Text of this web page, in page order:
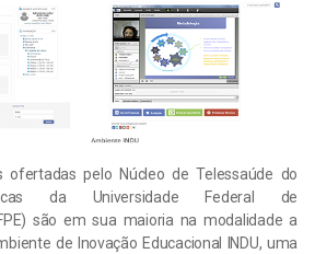
ofertadas pelo Núcleo de Telessaúde do
da Universidade Federal de
são em sua maioria na modalidade a
de Inovação Educacional INDU, uma